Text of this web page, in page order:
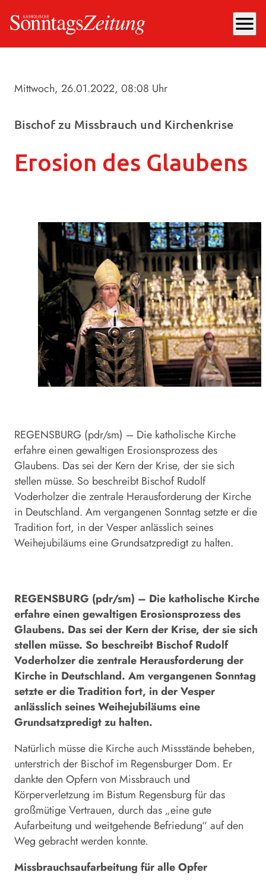
menu
Mittwoch, 26.01.2022, 08:08 Uhr
Bischof zu Missbrauch und Kirchenkrise
Erosion des Glaubens
REGENSBURG (pdr/sm) – Die katholische Kirche
erfahre einen gewaltigen Erosionsprozess des
Glaubens. Das sei der Kern der Krise, der sie sich
stellen müsse. So beschreibt Bischof Rudolf
Voderholzer die zentrale Herausforderung der Kirche
in Deutschland. Am vergangenen Sonntag setzte er die
Tradition fort, in der Vesper anlässlich seines
Weihejubiläums eine Grundsatzpredigt zu halten.
REGENSBURG (pdr/sm) – Die katholische Kirche
erfahre einen gewaltigen Erosionsprozess des
Glaubens. Das sei der Kern der Krise, der sie sich
stellen müsse. So beschreibt Bischof Rudolf
Voderholzer die zentrale Herausforderung der
Kirche in Deutschland. Am vergangenen Sonntag
setzte er die Tradition fort, in der Vesper
anlässlich seines Weihejubiläums eine
Grundsatzpredigt zu halten.
Natürlich müsse die Kirche auch Missstände beheben,
unterstrich der Bischof im Regensburger Dom. Er
dankte den Opfern von Missbrauch und
Körperverletzung im Bistum Regensburg für das
großmütige Vertrauen, durch das „eine gute
Aufarbeitung und weitgehende Befriedung“ auf den
Weg gebracht werden konnte.
Missbrauchsaufarbeitung für alle Opfer